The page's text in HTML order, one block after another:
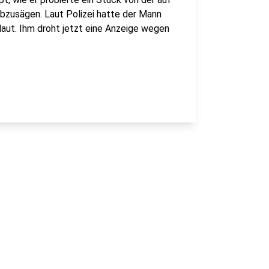
Laut Polizei hatte der Mann
Ihm droht jetzt eine Anzeige wegen